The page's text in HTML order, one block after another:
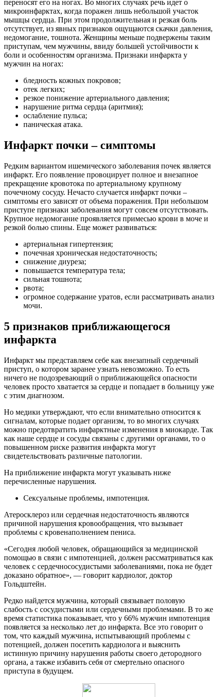
переносят его на ногах. Во многих случаях речь идет о
микроинфарктах, когда поражен лишь небольшой участок
мышцы сердца. При этом продолжительная и резкая боль
отсутствует, из явных признаков ощущаются скачки давления,
недомогание, тошнота. Женщины меньше подвержены таким
приступам, чем мужчины, ввиду большей устойчивости к
боли и особенностям организма. Признаки инфаркта у
мужчин на ногах:
бледность кожных покровов;
отек легких;
резкое понижение артериального давления;
нарушение ритма сердца (аритмия);
ослабление пульса;
паническая атака.
Инфаркт почки – симптомы
Редким вариантом ишемического заболевания почек является
инфаркт. Его появление провоцирует полное и внезапное
прекращение кровотока по артериальному крупному
почечному сосуду. Нечасто случается инфаркт почки –
симптомы его зависят от объема поражения. При небольшом
приступе признаки заболевания могут совсем отсутствовать.
Крупное недомогание проявляется примесью крови в моче и
резкой болью спины. Еще может развиваться:
артериальная гипертензия;
почечная хроническая недостаточность;
снижение диуреза;
повышается температура тела;
сильная тошнота;
рвота;
огромное содержание уратов, если рассматривать анализ
мочи.
5 признаков приближающегося
инфаркта
Инфаркт мы представляем себе как внезапный сердечный
приступ, о котором заранее узнать невозможно. То есть
ничего не подозревающий о приближающейся опасности
человек просто хватается за сердце и попадает в больницу уже
с этим диагнозом.
Но медики утверждают, что если внимательно относится к
сигналам, которые подает организм, то во многих случаях
можно предотвратить инфарктные изменения в миокарде. Так
как наше сердце и сосуды связаны с другими органами, то о
повышенном риске развития инфаркта могут
свидетельствовать различные патологии.
На приближение инфаркта могут указывать ниже
перечисленные нарушения.
Сексуальные проблемы, импотенция.
Атеросклероз или сердечная недостаточность являются
причиной нарушения кровообращения, что вызывает
проблемы с кровенаполнением пениса.
«Сегодня любой человек, обращающийся за медицинской
помощью в связи с импотенцией, должен рассматриваться как
человек с сердечнососудистыми заболеваниями, пока не будет
доказано обратное», — говорит кардиолог, доктор
Гольдштейн.
Редко найдется мужчина, который связывает половую
слабость с сосудистыми или сердечными проблемами. В то же
время статистика показывает, что у 66% мужчин импотенция
появляется за несколько лет до инфаркта. Все это говорит о
том, что каждый мужчина, испытывающий проблемы с
потенцией, должен посетить кардиолога и выяснить
истинную причину нарушения работы своего детородного
органа, а также избавить себя от смертельно опасного
приступа в будущем.